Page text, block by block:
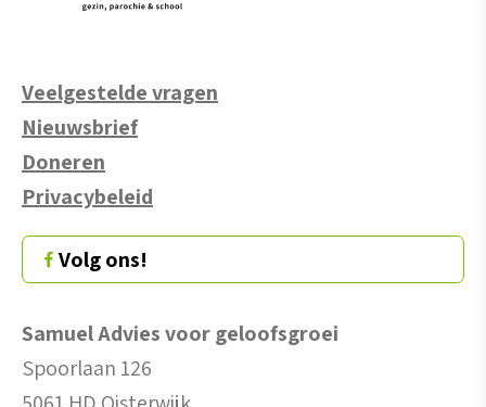
Veelgestelde vragen
Nieuwsbrief
Doneren
Privacybeleid
Volg ons!
Samuel Advies voor geloofsgroei
Spoorlaan 126